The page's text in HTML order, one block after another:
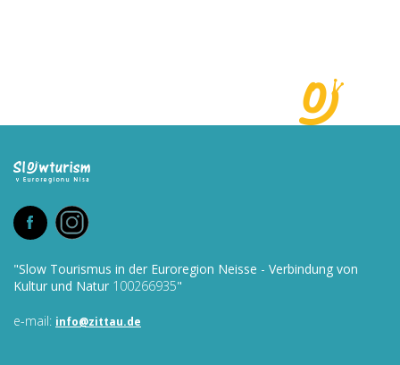
"Slow Tourismus in der Euroregion Neisse - Verbindung von
Kultur und Natur 100266935"
e-mail: info@zittau.de